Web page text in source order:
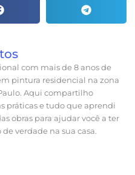
com mais de 8 anos de
pintura residencial na zona
Aqui compartilho
práticas e tudo que aprendi
obras para ajudar você a ter
verdade na sua casa.